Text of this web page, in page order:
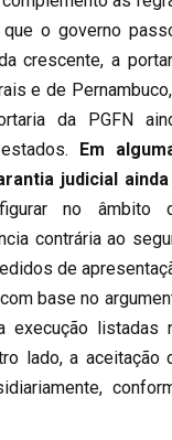
o governo
crescente, a
e de
da PGFN
Em
judicial
no âmbito
contrária ao
de
base no
execução listadas
lado, a aceitação